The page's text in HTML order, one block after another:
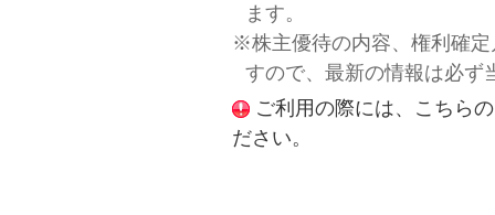
ます。
※株主優待の内容、権利確
すので、最新の情報は必ず
ご利用の際には、こちら
ださい。